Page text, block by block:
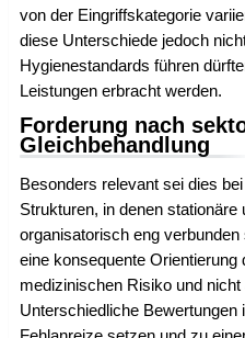
von der Eingriffskategorie
diese Unterschiede jedoch
Hygienestandards führen
Leistungen erbracht werden.
Forderung nach
Gleichbehandlung
Besonders relevant sei dies
Strukturen, in denen
organisatorisch eng
eine konsequente
medizinischen Risiko und
Unterschiedliche Bewertungen